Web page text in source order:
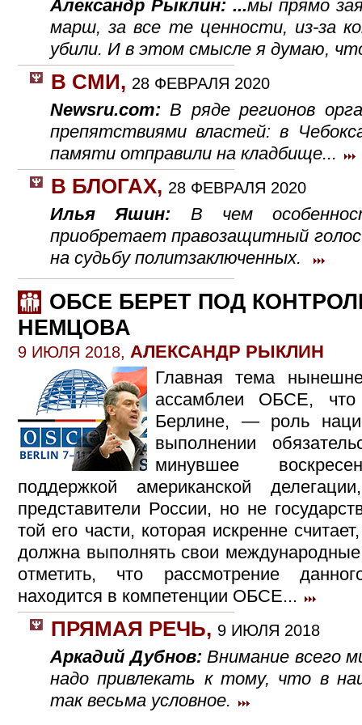
Александр Рыклин: ...мы прямо
марш, за все те ценности, из-за
убили. И в этом смысле я думаю,
В СМИ, 28 ФЕВРАЛЯ 2020
Newsru.com:В ряде регионов
препятствиями властей: в
памяти отправили на кладбище...
В БЛОГАХ, 28 ФЕВРАЛЯ 2020
Илья Яшин: В чем
приобретает правозащитный
на судьбу политзаключенных.
ОБСЕ БЕРЕТ ПОД
НЕМЦОВА
9 ИЮЛЯ 2018, АЛЕКСАНДР РЫКЛИН
Главная тема
ассамблеи ОБСЕ,
Берлине, — роль
выполнении
минувшее
поддержкой американской
представители России, но не
той его части, которая искренне
должна выполнять свои международные
отметить, что рассмотрение
находится в компетенции ОБСЕ...
ПРЯМАЯ РЕЧЬ, 9 ИЮЛЯ 2018
Аркадий Дубнов:Внимание всего
надо привлекать к тому, что в
так весьма условное.